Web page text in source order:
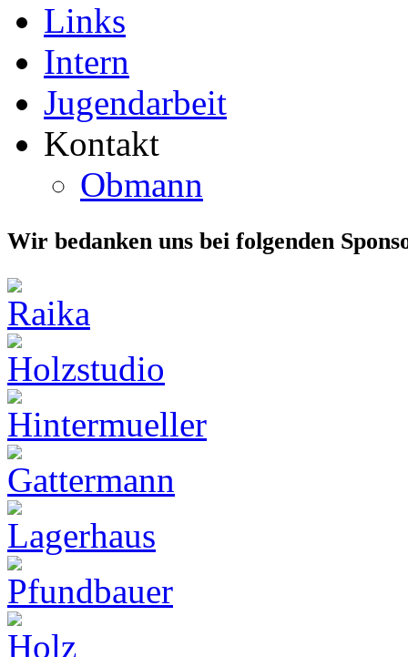
Links
Intern
Jugendarbeit
Kontakt
Obmann
Wir bedanken uns bei folgenden